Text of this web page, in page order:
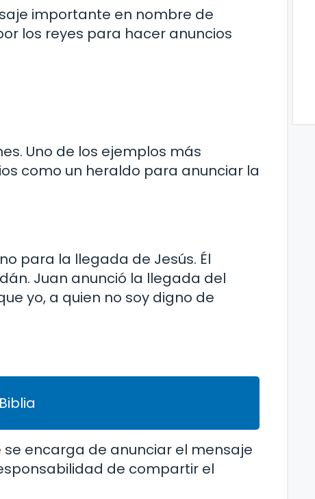
importante en nombre de
los reyes para hacer anuncios
Uno de los ejemplos más
como un heraldo para anunciar la
para la llegada de Jesús. Él
Juan anunció la llegada del
yo, a quien no soy digno de
encarga de anunciar el mensaje
de compartir el